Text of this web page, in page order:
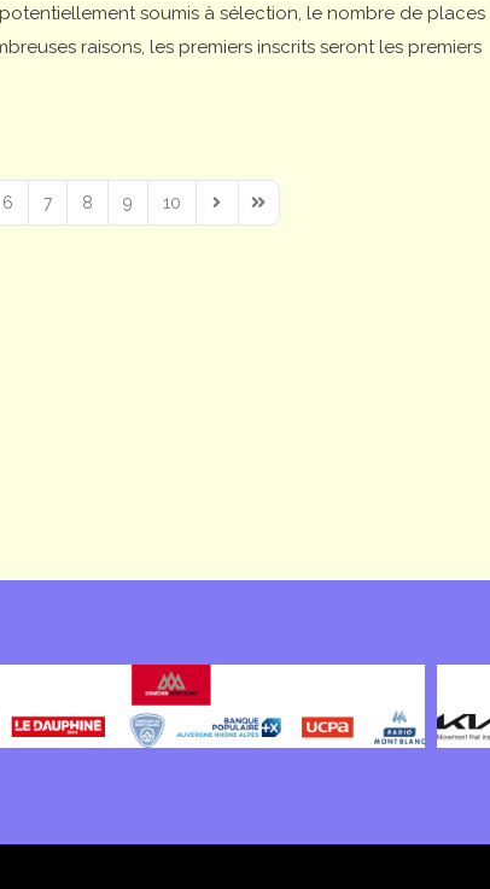
soumis à sélection, le nombre de places
raisons, les premiers inscrits seront les premiers
6 7 8 9 10
Next PageLast Page